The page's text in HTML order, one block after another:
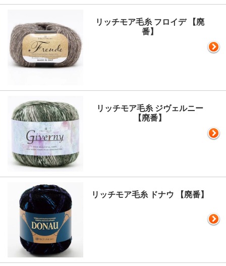
リッチモア毛糸 フロイデ 【廃
番】
リッチモア毛糸 ジヴェルニー
【廃番】
リッチモア毛糸 ドナウ 【廃番】